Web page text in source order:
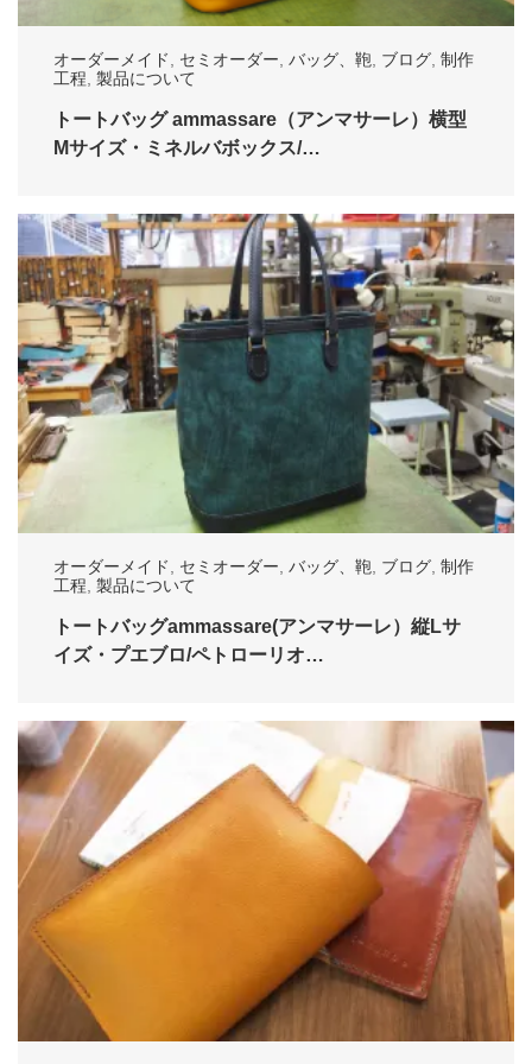
オーダーメイド セミオーダー バッグ、鞄 ブログ 制作
工程 製品について
トートバッグ ammassare（アンマサーレ）横型
Mサイズ・ミネルバボックス/…
オーダーメイド, セミオーダー, バッグ、鞄, ブログ, 制作
工程, 製品について
トートバッグammassare(アンマサーレ）縦Lサ
イズ・プエブロ/ペトローリオ…